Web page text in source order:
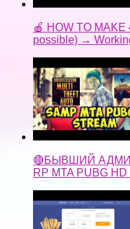
🍎 HOW TO
possible) →
🔴БЫВШИЙ
RP MTA PUBG